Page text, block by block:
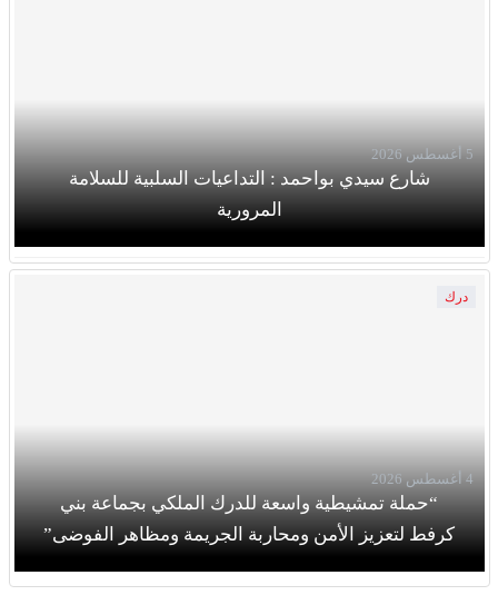
شارع سيدي بواحمد : التداعيات السلبية للسلامة
المرورية
5 أغسطس 2026
درك
“حملة تمشيطية واسعة للدرك الملكي بجماعة بني
كرفط لتعزيز الأمن ومحاربة الجريمة ومظاهر الفوضى”
4 أغسطس 2026